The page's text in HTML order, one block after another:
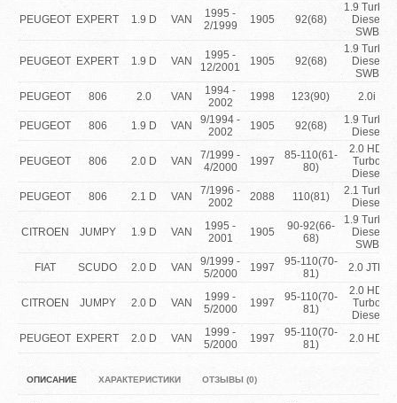
PEUGEOT EXPERT 1.9 D VAN
1995 -
2/1999
1905 92(68)
1.9 Turbo
Diesel
SWB
PEUGEOT EXPERT 1.9 D VAN
1995 -
12/2001
1905 92(68)
1.9 Turbo
Diesel
SWB
PEUGEOT
806 2.0 VAN
1994 -
2002
1998 123(90) 2.0i
PEUGEOT 806 1.9 D VAN
9/1994 -
2002
1905 92(68)
1.9 Turbo
Diesel
PEUGEOT 806 2.0 D VAN
7/1999 -
4/2000
1997
85-110(61-
80)
2.0 HDi
Turbo
Diesel
PEUGEOT
806 2.1 D VAN
7/1996 -
2002
2088 110(81)
2.1 Turbo
Diesel
CITROEN JUMPY 1.9 D VAN
1995 -
2001
1905
90-92(66-
68)
1.9 Turbo
Diesel
SWB
FIAT
SCUDO 2.0 D VAN
9/1999 -
5/2000
1997
95-110(70-
81)
2.0 JTD
CITROEN JUMPY 2.0 D VAN
1999 -
5/2000
1997
95-110(70-
81)
2.0 HDi
Turbo
Diesel
PEUGEOT EXPERT 2.0 D VAN
1999 -
5/2000
1997
95-110(70-
81)
2.0 HDi
ОПИСАНИЕ ХАРАКТЕРИСТИКИ ОТЗЫВЫ (0)